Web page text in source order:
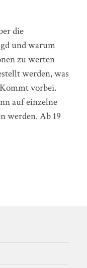
die
und warum
zu werten
werden, was
vorbei.
auf einzelne
werden. Ab 19